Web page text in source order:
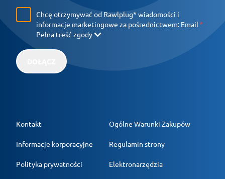
Chcę otrzymywać od Rawlplug* wiadomości i
informacje marketingowe za pośrednictwem: Email
Pełna treść zgody
Kontakt
Informacje korporacyjne
Polityka prywatności
Ogólne Warunki Zakupów
Regulamin strony
Elektronarzędzia